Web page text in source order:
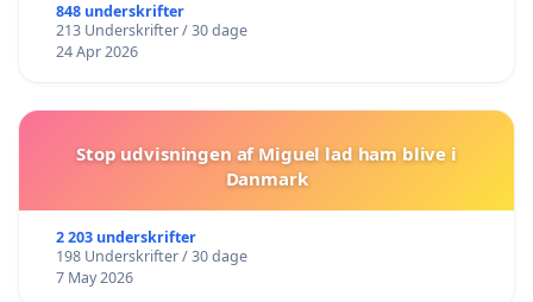
848 underskrifter
213 Underskrifter / 30 dage
24 Apr 2026
Stop udvisningen af Miguel lad ham blive i
Danmark
2 203 underskrifter
198 Underskrifter / 30 dage
7 May 2026